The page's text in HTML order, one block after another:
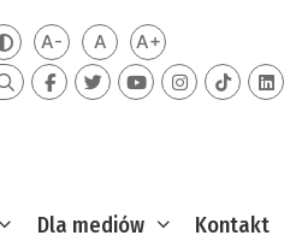
Zmień kontrast
A-Mniejsza czcionka
ADomyślna czcionka
A+Większa
Szukaj
Dla mediów Kontakt